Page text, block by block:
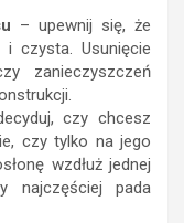
– upewnij się, że
czysta. Usunięcie
zanieczyszczeń
czy chcesz
czy tylko na jego
wzdłuż jednej
najczęściej pada